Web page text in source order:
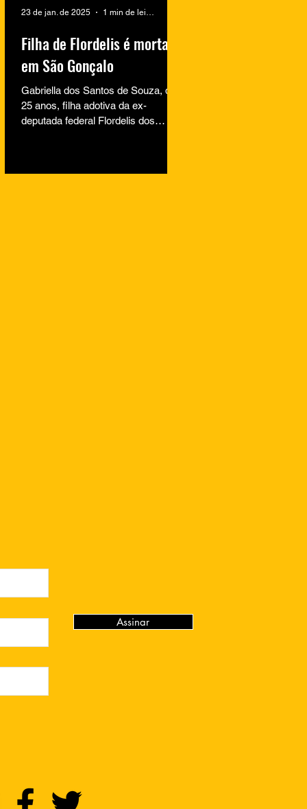
Filha de Flordelis é morta
em São Gonçalo
Gabriella dos Santos de Souza, de
25 anos, filha adotiva da ex-
deputada federal Flordelis dos
23 de jan. de 2025 1 min de leitura
Assinar